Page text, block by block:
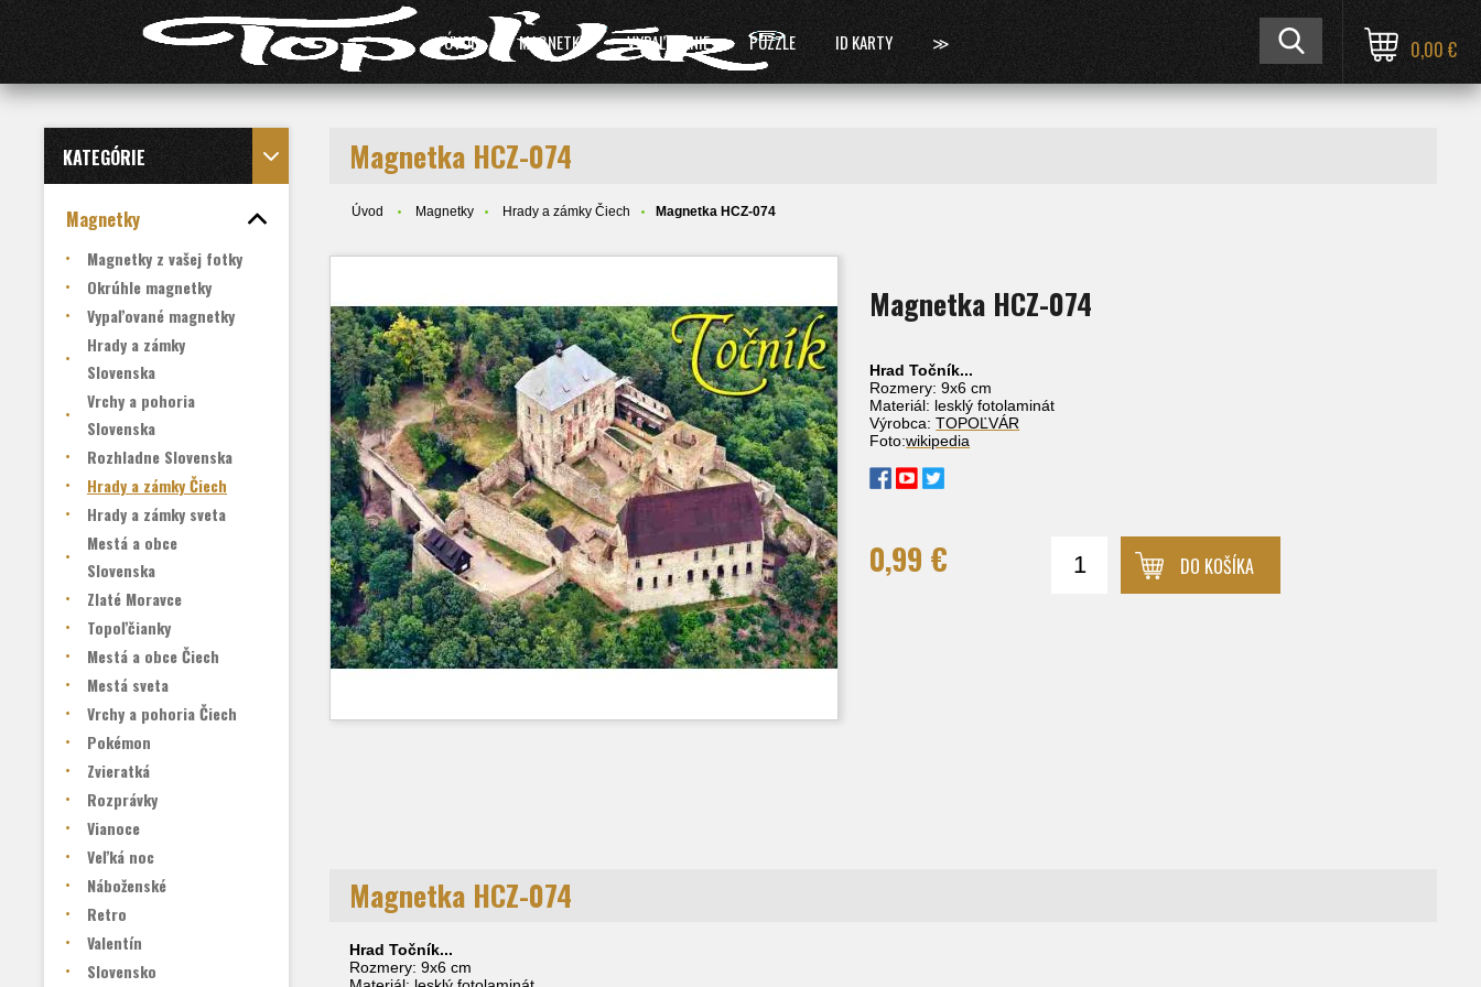
ÚVOD MAGNETKY VYPAĽOVANIE PUZZLE ID KARTY ≫ 0,00 €
KATEGÓRIE
Magnetky
Magnetky z vašej fotky
Okrúhle magnetky
Vypaľované magnetky
Hrady a zámky
Slovenska
Vrchy a pohoria
Slovenska
Rozhladne Slovenska
Hrady a zámky Čiech
Hrady a zámky sveta
Mestá a obce
Slovenska
Zlaté Moravce
Topoľčianky
Mestá a obce Čiech
Mestá sveta
Vrchy a pohoria Čiech
Pokémon
Zvieratká
Rozprávky
Vianoce
Veľká noc
Náboženské
Retro
Valentín
Slovensko
Magnetka HCZ-074
Úvod Magnetky Hrady a zámky Čiech Magnetka HCZ-074
Magnetka HCZ-074
Hrad Točník...
Rozmery: 9x6 cm
Materiál: lesklý fotolaminát
Výrobca:TOPOĽVÁR
Foto:wikipedia
0,99 € DO KOŠÍKA
Magnetka HCZ-074
Hrad Točník...
Rozmery: 9x6 cm